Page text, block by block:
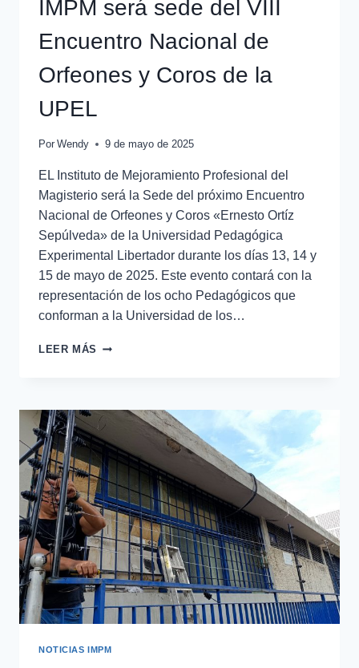
IMPM será sede del VIII
Encuentro Nacional de
Orfeones y Coros de la
UPEL
Por Wendy 9 de mayo de 2025
EL Instituto de Mejoramiento Profesional del
Magisterio será la Sede del próximo Encuentro
Nacional de Orfeones y Coros «Ernesto Ortíz
Sepúlveda» de la Universidad Pedagógica
Experimental Libertador durante los días 13, 14 y
15 de mayo de 2025. Este evento contará con la
representación de los ocho Pedagógicos que
conforman a la Universidad de los…
LEER MÁS
NOTICIAS IMPM